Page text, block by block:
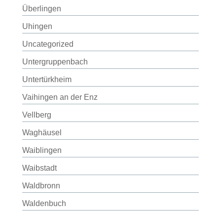
Überlingen
Uhingen
Uncategorized
Untergruppenbach
Untertürkheim
Vaihingen an der Enz
Vellberg
Waghäusel
Waiblingen
Waibstadt
Waldbronn
Waldenbuch